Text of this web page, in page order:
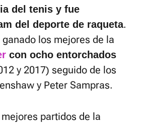
del tenis y fue
del deporte de raqueta.
los mejores de la
con ocho entorchados
y 2017) seguido de los
y Peter Sampras.
partidos de la